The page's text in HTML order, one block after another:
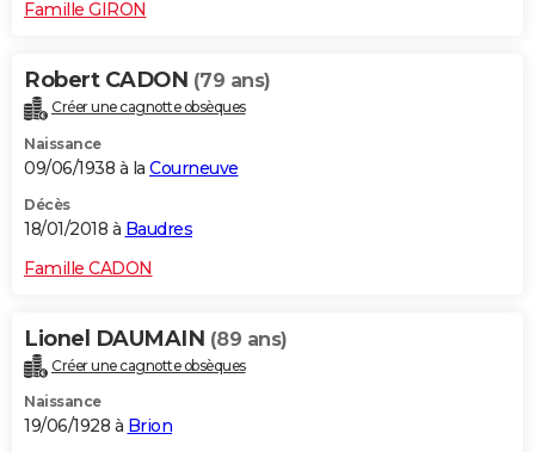
Famille GIRON
Robert CADON (79 ans)
Créer une cagnotte obsèques
Naissance
09/06/1938 à la Courneuve
Décès
18/01/2018 à Baudres
Famille CADON
Lionel DAUMAIN (89 ans)
Créer une cagnotte obsèques
Naissance
19/06/1928 à Brion